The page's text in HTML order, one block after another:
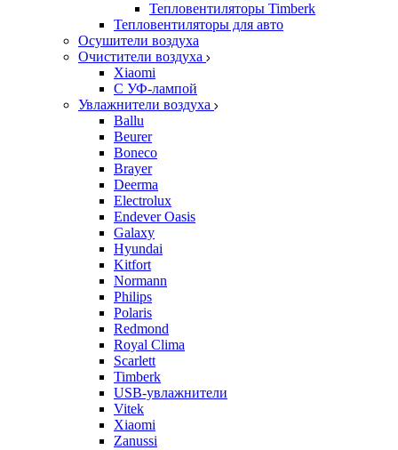
Тепловентиляторы Timberk
Тепловентиляторы для авто
Осушители воздуха
Очистители воздуха
Xiaomi
С УФ-лампой
Увлажнители воздуха
Ballu
Beurer
Boneco
Brayer
Deerma
Electrolux
Endever Oasis
Galaxy
Hyundai
Kitfort
Normann
Philips
Polaris
Redmond
Royal Clima
Scarlett
Timberk
USB-увлажнители
Vitek
Xiaomi
Zanussi